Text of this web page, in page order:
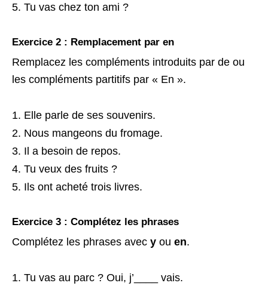
Tu vas chez ton ami ?
Exercice 2 : Remplacement par en
Remplacez les compléments introduits par de ou
les compléments partitifs par « En ».
Elle parle de ses souvenirs.
Nous mangeons du fromage.
Il a besoin de repos.
Tu veux des fruits ?
Ils ont acheté trois livres.
Exercice 3 : Complétez les phrases
Complétez les phrases avec y ou en.
Tu vas au parc ? Oui, j’____ vais.